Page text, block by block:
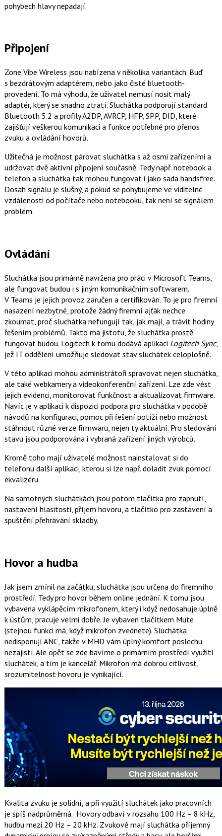
pohybech hlavy nepadají.
Připojení
Zone Vibe Wireless jsou nabízena v několika variantách. Buď
s bezdrátovým adaptérem, nebo jako čisté bluetooth-
provedení. To má výhodu, že uživatel nemusí nosit malý
adaptér, který se snadno ztratí. Sluchátka podporují standard
Bluetooth 5.2 a profily A2DP, AVRCP, HFP, SPP, DID, které
zajišťují veškerou komunikaci a funkce potřebné pro přenos
zvuku a ovládání hovorů.
Užitečná je možnost párovat sluchátka s až osmi zařízeními a
udržovat dvě aktivní připojení současně. Tedy např. notebook a
telefon a sluchátka tak mohou fungovat i jako sada handsfree.
Dosah signálu je slušný, a pokud se pohybujeme ve viditelné
vzdálenosti od počítače nebo notebooku, tak není se signálem
problém.
Ovládání
Sluchátka jsou primárně navržena pro práci v Microsoft Teams,
ale fungovat budou i s jiným komunikačním softwarem.
V Teams je jejich provoz zaručen a certifikován. To je pro firemní
nasazení nezbytné, protože žádný firemní ajťák nechce
zkoumat, proč sluchátka nefungují tak, jak mají, a trávit hodiny
řešením problémů. Takto má jistotu, že sluchátka prostě
fungovat budou. Logitech k tomu dodává aplikaci Logitech Sync,
jež IT oddělení umožňuje sledovat stav sluchátek celoplošně.
V této aplikaci mohou administrátoři spravovat nejen sluchátka,
ale také webkamery a videokonferenční zařízení. Lze zde vést
jejich evidenci, monitorovat funkčnost a aktualizovat firmware.
Navíc je v aplikaci k dispozici podpora pro sluchátka v podobě
návodů na konfiguraci, pomoc při řešení potíží nebo možnost
stáhnout různé verze firmwaru, nejen ty aktuální. Pro sledování
stavu jsou podporována i vybraná zařízení jiných výrobců.
Kromě toho mají uživatelé možnost nainstalovat si do
telefonu další aplikaci, kterou si lze např. doladit zvuk pomocí
ekvalizéru.
Na samotných sluchátkách jsou potom tlačítka pro zapnutí,
nastavení hlasitosti, příjem hovoru, a tlačítko pro zastavení a
spuštění přehrávání skladby.
Hovor a hudba
Jak jsem zmínil na začátku, sluchátka jsou určena do firemního
prostředí. Tedy pro hovor během online jednání. K tomu jsou
vybavena vyklápěcím mikrofonem, který i když nedosahuje úplně
k ústům, pracuje velmi dobře. Je vybaven tlačítkem Mute
(stejnou funkci má, když mikrofon zvednete). Sluchátka
nedisponují ANC, takže v MHD vám úplný komfort poslechu
nezajistí. Ale opět se zde bavíme o primárním prostředí využití
sluchátek, a tím je kancelář. Mikrofon má dobrou citlivost,
srozumitelnost hovoru je vynikající.
Kvalita zvuku je solidní, a při využití sluchátek jako pracovních
je spíš nadprůměrná. Hovory odbaví v rozsahu 100 Hz – 8 kHz,
hudbu mezi 20 Hz – 20 kHz. Zvukově mají sluchátka příjemný